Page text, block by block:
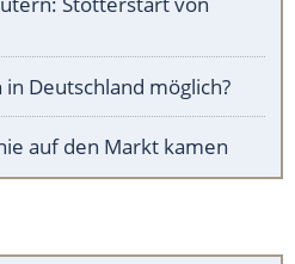
Deutschland möglich?
auf den Markt kamen